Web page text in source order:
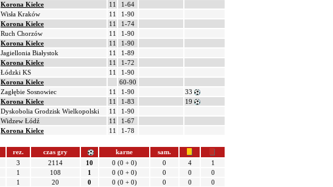
Korona Kielce 11
1-64
Wisła Kraków 11
1-90
Korona Kielce 11
1-74
Ruch Chorzów 11
1-90
Korona Kielce 11
1-90
Jagiellonia Białystok 11
1-89
Korona Kielce 11
1-72
Łódzki KS 11
1-90
Korona Kielce
60-90
Zagłębie Sosnowiec 11 1-90
33
Korona Kielce 11 1-83
19
Dyskobolia Grodzisk Wielkopolski 11
1-90
Widzew Łódź 11
1-67
Korona Kielce 11 1-78
rez. czas gry karne
sam.
3 2114 10 0 (0 + 0) 0 4
1
1 108 1 0 (0 + 0) 0 0
0
1 20 0 0 (0 + 0) 0 0 0